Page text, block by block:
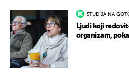
STUDIJA NA
Ljudi koji
organizam,